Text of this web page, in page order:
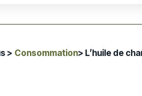
> Consommation> L’huile de